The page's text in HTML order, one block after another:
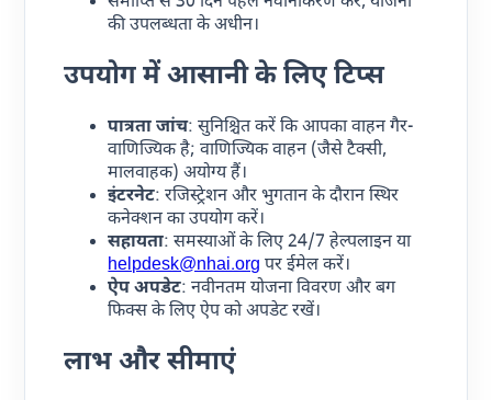
की उपलब्धता के अधीन।
उपयोग में आसानी के लिए टिप्स
पात्रता जांच: सुनिश्चित करें कि आपका वाहन गैर-
वाणिज्यिक है; वाणिज्यिक वाहन (जैसे टैक्सी,
मालवाहक) अयोग्य हैं।
इंटरनेट: रजिस्ट्रेशन और भुगतान के दौरान स्थिर
कनेक्शन का उपयोग करें।
सहायता: समस्याओं के लिए 24/7 हेल्पलाइन या
helpdesk@nhai.org पर ईमेल करें।
ऐप अपडेट: नवीनतम योजना विवरण और बग
फिक्स के लिए ऐप को अपडेट रखें।
लाभ और सीमाएं